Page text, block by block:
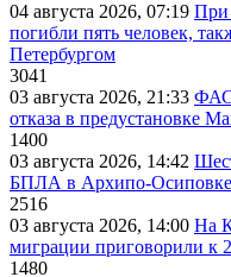
04 августа 2026, 07:19 При
погибли пять человек,
Петербургом
3041
03 августа 2026, 21:33 ФАС
отказа в предустановке
1400
03 августа 2026, 14:42
БПЛА в Архипо-
2516
03 августа 2026, 14:00 На
миграции приговорили к
1480